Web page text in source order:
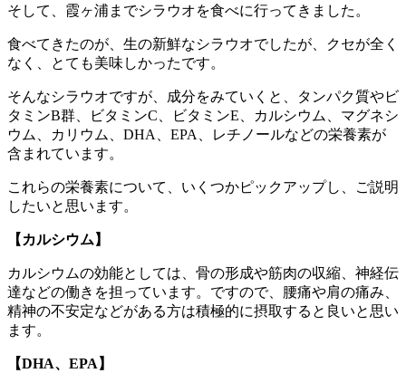
そして、霞ヶ浦までシラウオを食べに行ってきました。
食べてきたのが、生の新鮮なシラウオでしたが、クセが全く
なく、とても美味しかったです。
そんなシラウオですが、成分をみていくと、タンパク質やビ
タミンB群、ビタミンC、ビタミンE、カルシウム、マグネシ
ウム、カリウム、DHA、EPA、レチノールなどの栄養素が
含まれています。
これらの栄養素について、いくつかピックアップし、ご説明
したいと思います。
【カルシウム】
カルシウムの効能としては、骨の形成や筋肉の収縮、神経伝
達などの働きを担っています。ですので、腰痛や肩の痛み、
精神の不安定などがある方は積極的に摂取すると良いと思い
ます。
【DHA、EPA】